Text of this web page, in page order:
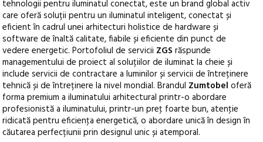
tehnologii pentru iluminatul conectat, este un brand global activ
care oferă soluții pentru un iluminatul inteligent, conectat și
eficient în cadrul unei arhitecturi holistice de hardware și
software de înaltă calitate, fiabile și eficiente din punct de
vedere energetic. Portofoliul de servicii ZGS răspunde
managementului de proiect al soluțiilor de iluminat la cheie și
include servicii de contractare a luminilor și servicii de întreținere
tehnică și de întreținere la nivel mondial. Brandul Zumtobel oferă
forma premium a iluminatului arhitectural printr-o abordare
profesionistă a iluminatului, printr-un preţ foarte bun, atenţie
ridicată pentru eficienţa energetică, o abordare unică în design în
căutarea perfecțiunii prin designul unic și atemporal.